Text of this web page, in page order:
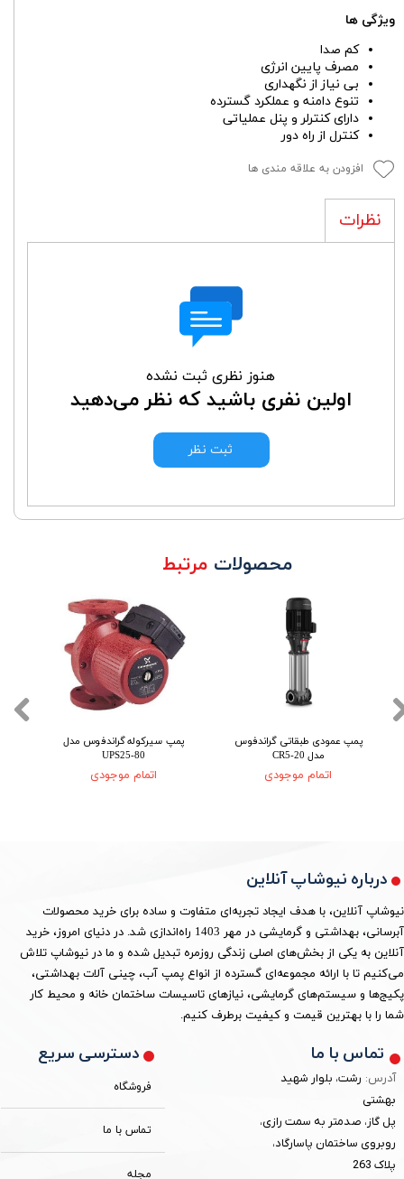
ویژگی ها
کم صدا
مصرف پایین انرژی
بی نیاز از نگهداری
تنوع دامنه و عملکرد گسترده
دارای کنترلر و پنل عملیاتی
کنترل از راه دور
افزودن به علاقه مندی ها
نظرات
هنوز نظری ثبت نشده
اولین نفری باشید که نظر می‌دهید
ثبت نظر
پمپ سیرکوله گراندفوس مدل
UPS25-80
اتمام موجودی
پمپ عمودی طبقاتی گراندفوس
مدل CR5-20
اتمام موجودی
محصولات مرتبط
درباره نیوشاپ آنلاین
نیوشاپ آنلاین، با هدف ایجاد تجربه‌ای متفاوت و ساده برای خرید محصولات
آبرسانی، بهداشتی و گرمایشی در مهر 1403 راه‌اندازی شد. در دنیای امروز، خرید
آنلاین به یکی از بخش‌های اصلی زندگی روزمره تبدیل شده و ما در نیوشاپ تلاش
می‌کنیم تا با ارائه مجموعه‌ای گسترده از انواع پمپ آب، چینی آلات بهداشتی،
پکیج‌ها و سیستم‌های گرمایشی، نیازهای تاسیسات ساختمان خانه و محیط کار
شما را با بهترین قیمت و کیفیت برطرف کنیم.
دسترسی سریع
فروشگاه
تماس با ما
مجله
تماس با ما
آدرس: رشت، بلوار شهید
بهشتی
پل گاز، صدمتر به سمت رازی،
روبروی ساختمان پاسارگاد،
پلاک 263